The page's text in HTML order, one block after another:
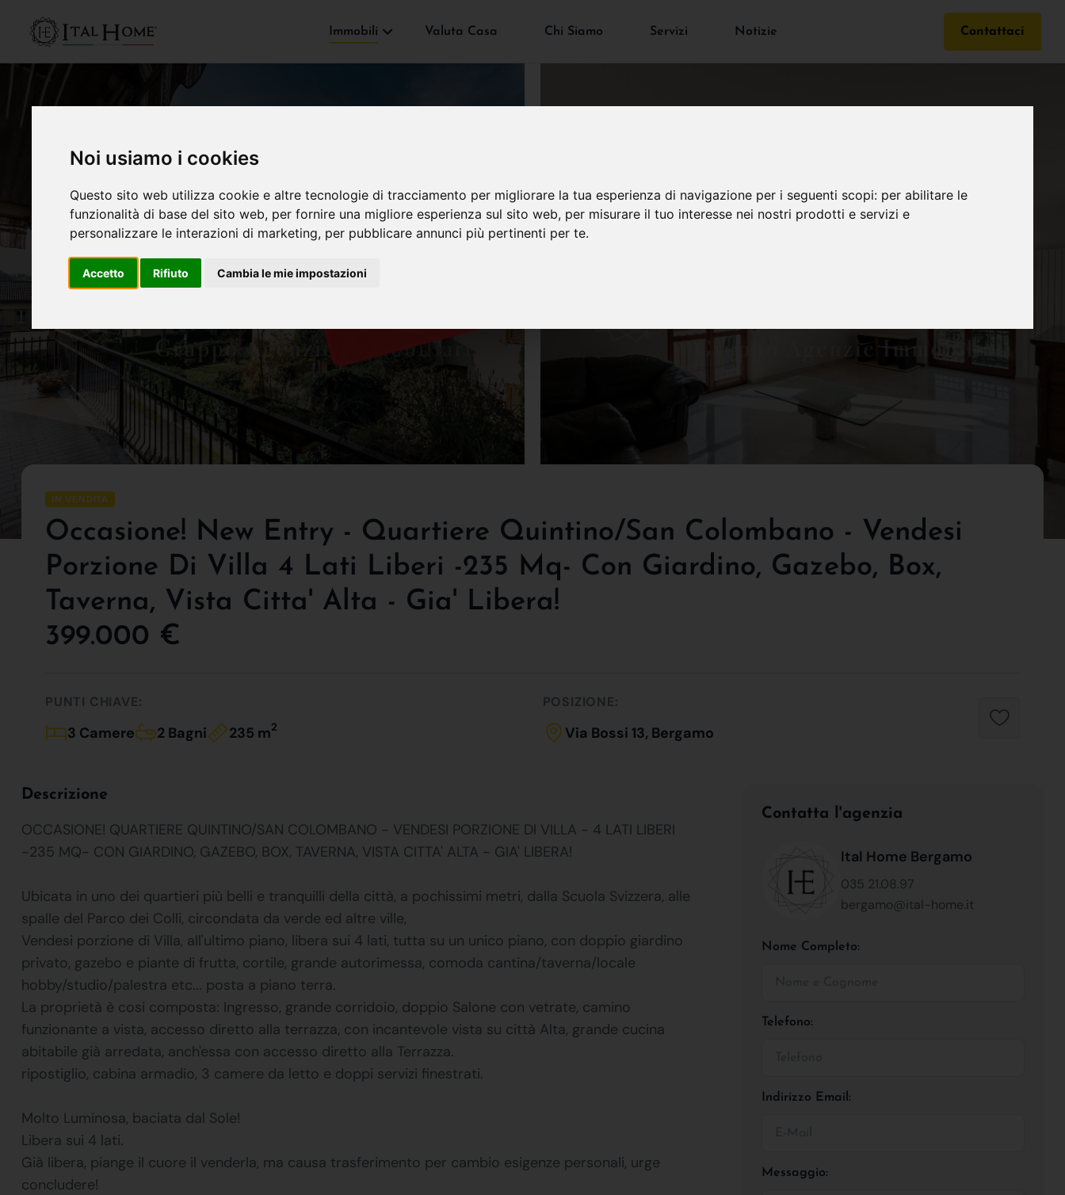
Noi usiamo i cookies
Questo sito web utilizza cookie e altre tecnologie di tracciamento per migliorare la tua esperienza di navigazione per i seguenti scopi: per abilitare le
funzionalità di base del sito web, per fornire una migliore esperienza sul sito web, per misurare il tuo interesse nei nostri prodotti e servizi e
personalizzare le interazioni di marketing, per pubblicare annunci più pertinenti per te.
Accetto Rifiuto Cambia le mie impostazioni
Immobili Valuta Casa Chi Siamo Servizi Notizie Contattaci
VENDUTO
IN VENDITA
Occasione! New Entry - Quartiere Quintino/san Colombano - Vendesi
Porzione Di Villa 4 Lati Liberi -235 Mq- Con Giardino, Gazebo, Box,
Taverna, Vista Citta' Alta - Gia' Libera!
399.000 €
PUNTI CHIAVE:
3 Camere 2 Bagni 235 m2
POSIZIONE:
Via Bossi 13, Bergamo
Descrizione
OCCASIONE! QUARTIERE QUINTINO/SAN COLOMBANO - VENDESI PORZIONE DI VILLA - 4 LATI LIBERI
-235 MQ- CON GIARDINO, GAZEBO, BOX, TAVERNA, VISTA CITTA' ALTA - GIA' LIBERA!
Ubicata in uno dei quartieri più belli e tranquilli della città, a pochissimi metri, dalla Scuola Svizzera, alle
spalle del Parco dei Colli, circondata da verde ed altre ville,
Vendesi porzione di Villa, all'ultimo piano, libera sui 4 lati, tutta su un unico piano, con doppio giardino
privato, gazebo e piante di frutta, cortile, grande autorimessa, comoda cantina/taverna/locale
hobby/studio/palestra etc... posta a piano terra.
La proprietà è cosi composta: Ingresso, grande corridoio, doppio Salone con vetrate, camino
funzionante a vista, accesso diretto alla terrazza, con incantevole vista su città Alta, grande cucina
abitabile già arredata, anch'essa con accesso diretto alla Terrazza.
ripostiglio, cabina armadio, 3 camere da letto e doppi servizi finestrati.
Molto Luminosa, baciata dal Sole!
Libera sui 4 lati.
Già libera, piange il cuore il venderla, ma causa trasferimento per cambio esigenze personali, urge
concludere!
Contatta l'agenzia
Ital Home Bergamo
035 21.08.97
bergamo@ital-home.it
Nome Completo:
Telefono:
Indirizzo Email:
Messaggio: